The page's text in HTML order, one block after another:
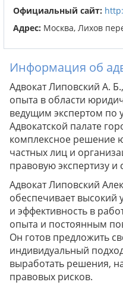
Официальный сайт:
Адрес: Москва, Лихов
Информация об
Адвокат Липовский А.
опыта в области
ведущим экспертом по
Адвокатской палате
комплексное решение
частных лиц и
правовую экспертизу и
Адвокат Липовский
обеспечивает высокий
и эффективность в
опыта и постоянным
Он готов предложить
индивидуальный
выработать решения,
правовых рисков.